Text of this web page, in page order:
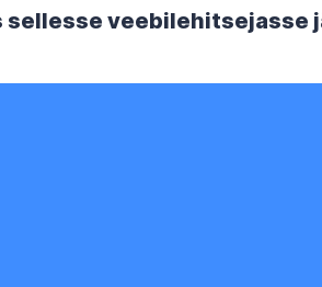
veebilehitsejasse